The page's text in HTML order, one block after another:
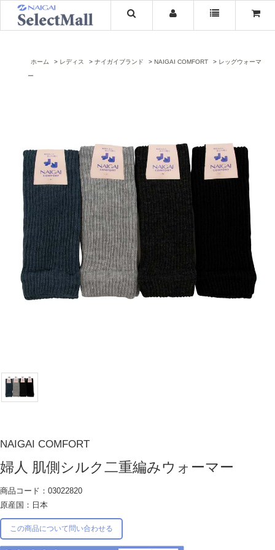
ホーム レディス ナイガイブランド NAIGAI COMFORT レッグウォーマ
ー
NAIGAI COMFORT
婦人 肌側シルク二重編みウォーマー
商品コード：03022820
原産国：日本
この商品について問い合わせる